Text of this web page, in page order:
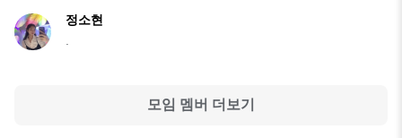
정소현
모임 멤버 더보기